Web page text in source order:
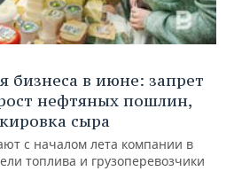
бизнеса в июне: запрет
нефтяных пошлин,
сыра
с началом лета компании в
топлива и грузоперевозчики